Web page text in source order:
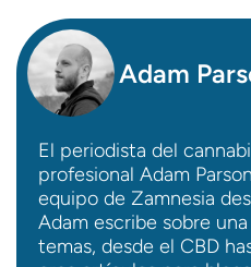
Adam
El periodista del
profesional Adam
equipo de Zamnesia
Adam escribe sobre
temas, desde el CBD